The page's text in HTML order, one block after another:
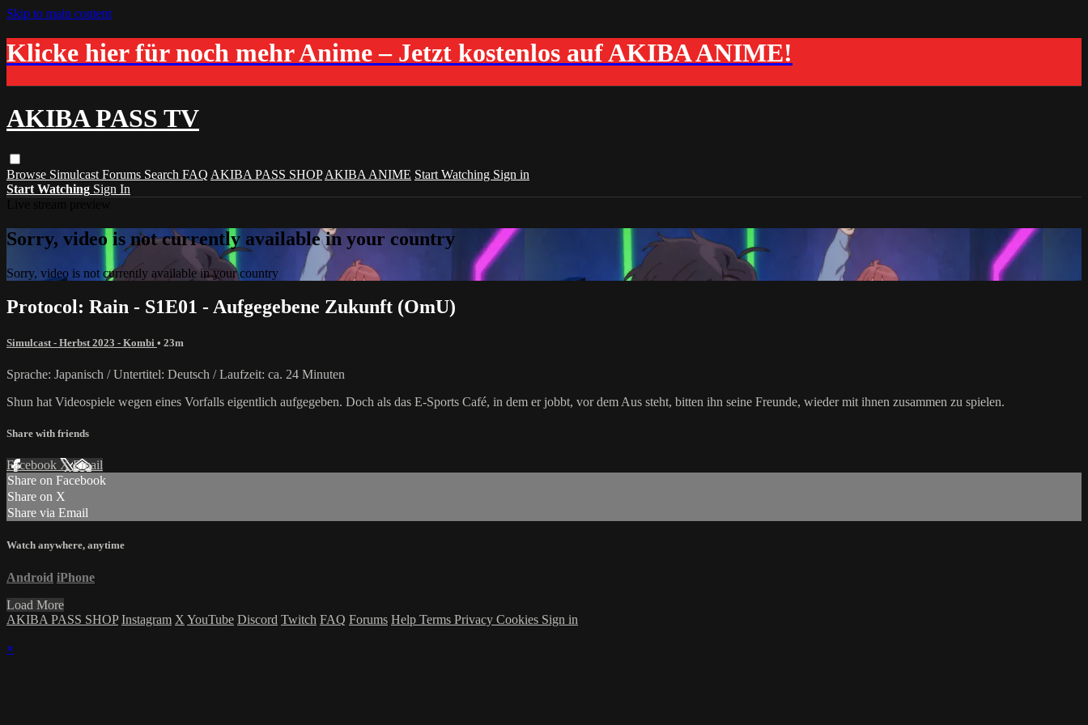
Skip to main content
Klicke hier für noch mehr Anime – Jetzt kostenlos auf AKIBA ANIME!
AKIBA PASS TV
Browse Simulcast Forums Search FAQ AKIBA PASS SHOP AKIBA ANIME Start Watching Sign in
Start Watching Sign In
Sorry, video is not currently available in your country
Sorry, video is not currently available in your country
Protocol: Rain - S1E01 - Aufgegebene Zukunft (OmU)
Simulcast - Herbst 2023 - Kombi • 23m
Sprache: Japanisch / Untertitel: Deutsch / Laufzeit: ca. 24 Minuten
Shun hat Videospiele wegen eines Vorfalls eigentlich aufgegeben. Doch als das E-Sports Café, in dem er jobbt, vor dem Aus steht, bitten ihn seine Freunde, wieder mit ihnen zusammen zu spielen.
Share with friends
Facebook XEmail
Share on Facebook
Share on X
Share via Email
Watch anywhere, anytime
Android iPhone
Load More
AKIBA PASS SHOP Instagram X YouTube Discord Twitch FAQ Forums Help Terms Privacy Cookies Sign in
×